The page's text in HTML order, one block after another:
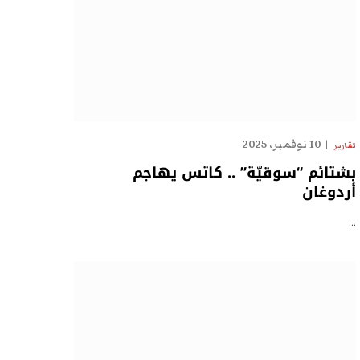
تقارير 10 نوفمبر، 2025
بشتائم “سوقيّة” .. كاتس يهاجم
أردوغان
…